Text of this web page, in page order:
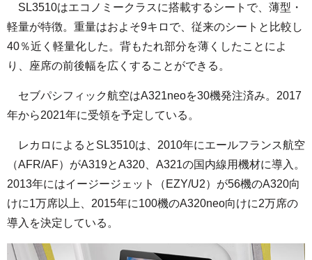
SL3510はエコノミークラスに搭載するシートで、薄型・
軽量が特徴。重量はおよそ9キロで、従来のシートと比較し
40％近く軽量化した。背もたれ部分を薄くしたことによ
り、座席の前後幅を広くすることができる。
セブパシフィック航空はA321neoを30機発注済み。2017
年から2021年に受領を予定している。
レカロによるとSL3510は、2010年にエールフランス航空
（AFR/AF）がA319とA320、A321の国内線用機材に導入。
2013年にはイージージェット（EZY/U2）が56機のA320向
けに1万席以上、2015年に100機のA320neo向けに2万席の
導入を決定している。